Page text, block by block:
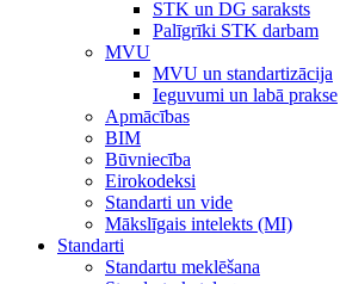
STK un DG saraksts
Palīgrīki STK darbam
MVU
MVU un standartizācija
Ieguvumi un labā prakse
Apmācības
BIM
Būvniecība
Eirokodeksi
Standarti un vide
Mākslīgais intelekts (MI)
Standarti
Standartu meklēšana